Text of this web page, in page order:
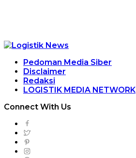
Pedoman Media Siber
Disclaimer
Redaksi
LOGISTIK MEDIA NETWORK
Connect With Us